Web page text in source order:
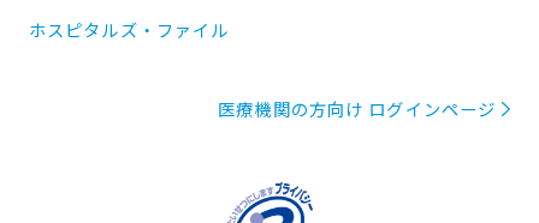
ホスピタルズ・ファイル
医療機関の方向け ログインページ